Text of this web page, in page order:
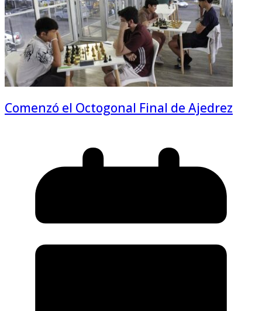
Comenzó el Octogonal Final de Ajedrez